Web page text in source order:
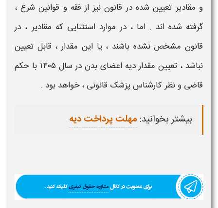
و مقادیر تعیین شده در قانون نیز از فقه و قوانین شرع ،
گرفته شده اند . اما ، در موارد استثنایی که مقادیر ، در
قانون مشخص نشده باشند ، یا این مقدار ، قابل تعیین
نباشد ، تعیین مقدار دیه اعضای بدن در سال ۱۴۰۵ ​
با حکم
قاضی و نظر کارشناسپزشک قانونی ، خواهد بود .
بیشتر بخوانید:مهلت پرداخت دیه